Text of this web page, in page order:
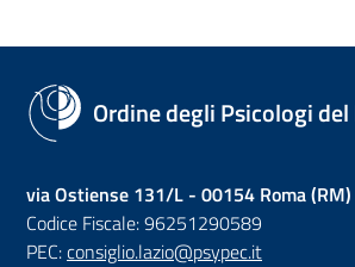
Ordine degli Psicologi del
via Ostiense 131/L - 00154 Roma (RM)
Codice Fiscale: 96251290589
PEC:consiglio.lazio@psypec.it